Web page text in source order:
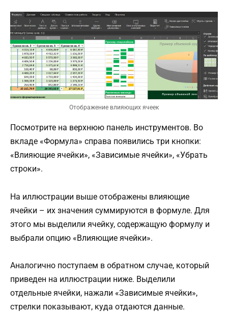
Отображение влияющих ячеек
Посмотрите на верхнюю панель инструментов. Во
вкладе «Формула» справа появились три кнопки:
«Влияющие ячейки», «Зависимые ячейки», «Убрать
строки».
На иллюстрации выше отображены влияющие
ячейки – их значения суммируются в формуле. Для
этого мы выделили ячейку, содержащую формулу и
выбрали опцию «Влияющие ячейки».
Аналогично поступаем в обратном случае, который
приведен на иллюстрации ниже. Выделили
отдельные ячейки, нажали «Зависимые ячейки»,
стрелки показывают, куда отдаются данные.